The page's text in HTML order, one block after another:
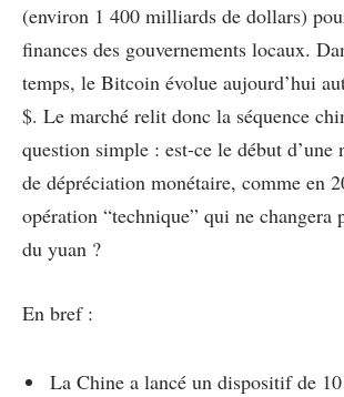
(environ 1 400 milliards de dollars)
finances des gouvernements locaux.
temps, le Bitcoin évolue aujourd’hui
$. Le marché relit donc la séquence
question simple : est-ce le début d’une
de dépréciation monétaire, comme en
opération “technique” qui ne changera
du yuan ?
En bref :
La Chine a lancé un dispositif de